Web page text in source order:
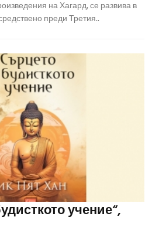
на Хагард, се развива в
преди Третия..
учение“,